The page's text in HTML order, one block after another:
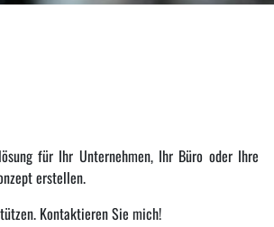
für Ihr Unternehmen, Ihr Büro oder Ihre
erstellen.
Kontaktieren Sie mich!